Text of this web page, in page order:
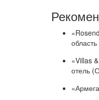
«Villas
отель